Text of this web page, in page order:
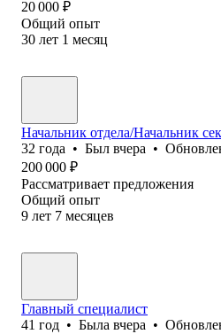
20 000 ₽
Общий опыт
30 лет 1 месяц
Начальник отдела/Начальник
32 года • Был вчера •
200 000 ₽
Рассматривает предложения
Общий опыт
9 лет 7 месяцев
Главный специалист
41 год • Была вчера •